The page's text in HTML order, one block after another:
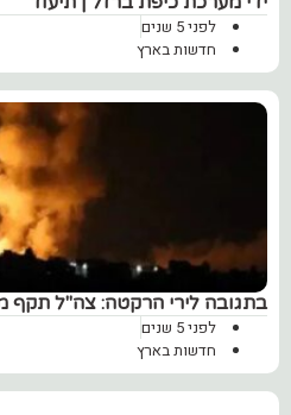
לפני 5 שנים
חדשות בארץ
בתגובה לירי הרקטה: צה"ל
לפני 5 שנים
חדשות בארץ